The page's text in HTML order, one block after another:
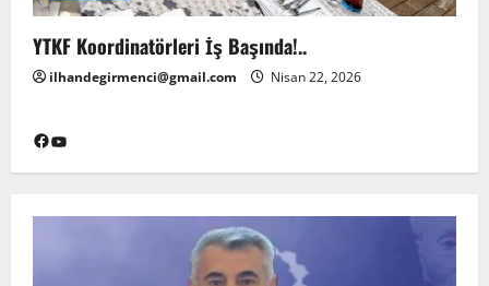
YTKF Koordinatörleri İş Başında!..
ilhandegirmenci@gmail.com Nisan 22, 2026
Facebook
YouTube